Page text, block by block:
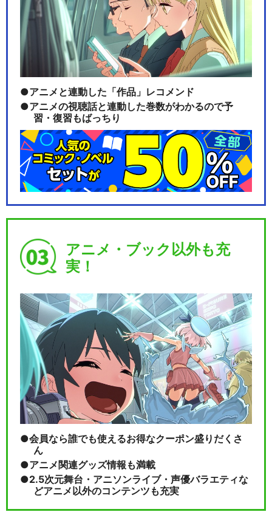
アニメと連動した「作品」レコメンド
アニメの視聴話と連動した巻数がわかるので予
習・復習もばっちり
アニメ・ブック以外も充
実！
会員なら誰でも使えるお得なクーポン盛りだくさ
ん
アニメ関連グッズ情報も満載
2.5次元舞台・アニソンライブ・声優バラエティな
どアニメ以外のコンテンツも充実